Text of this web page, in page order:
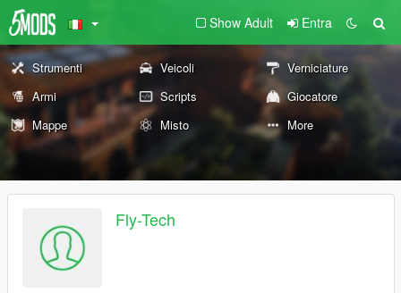
Show Adult Entra
Strumenti Veicoli
Verniciature
Armi
Scripts
Giocatore
Mappe
Misto More
Fly-Tech